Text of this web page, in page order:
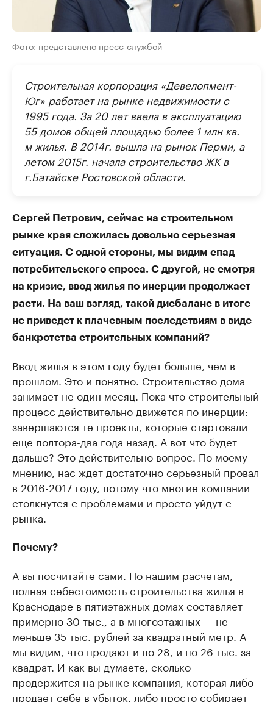
Фото: представлено пресс-службой
Строительная корпорация «Девелопмент-
Юг» работает на рынке недвижимости с
1995 года. За 20 лет ввела в эксплуатацию
55 домов общей площадью более 1 млн кв.
м жилья. В 2014г. вышла на рынок Перми, а
летом 2015г. начала строительство ЖК в
г.Батайске Ростовской области.
Сергей Петрович, сейчас на строительном
рынке края сложилась довольно серьезная
ситуация. С одной стороны, мы видим спад
потребительского спроса. С другой, не смотря
на кризис, ввод жилья по инерции продолжает
расти. На ваш взгляд, такой дисбаланс в итоге
не приведет к плачевным последствиям в виде
банкротства строительных компаний?
Ввод жилья в этом году будет больше, чем в
прошлом. Это и понятно. Строительство дома
занимает не один месяц. Пока что строительный
процесс действительно движется по инерции:
завершаются те проекты, которые стартовали
еще полтора-два года назад. А вот что будет
дальше? Это действительно вопрос. По моему
мнению, нас ждет достаточно серьезный провал
в 2016-2017 году, потому что многие компании
столкнутся с проблемами и просто уйдут с
рынка.
Почему?
А вы посчитайте сами. По нашим расчетам,
полная себестоимость строительства жилья в
Краснодаре в пятиэтажных домах составляет
примерно 30 тыс., а в многоэтажных — не
меньше 35 тыс. рублей за квадратный метр. А
мы видим, что продают и по 28, и по 26 тыс. за
квадрат. И как вы думаете, сколько
продержится на рынке компания, которая либо
продает себе в убыток, либо просто собирает